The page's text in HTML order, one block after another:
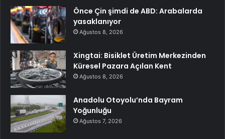
Önce Çin şimdi de ABD: Arabalarda
yasaklanıyor
Ağustos 8, 2026
Xingtai: Bisiklet Üretim Merkezinden
Küresel Pazara Açılan Kent
Ağustos 8, 2026
Anadolu Otoyolu’nda Bayram
Yoğunluğu
Ağustos 7, 2026